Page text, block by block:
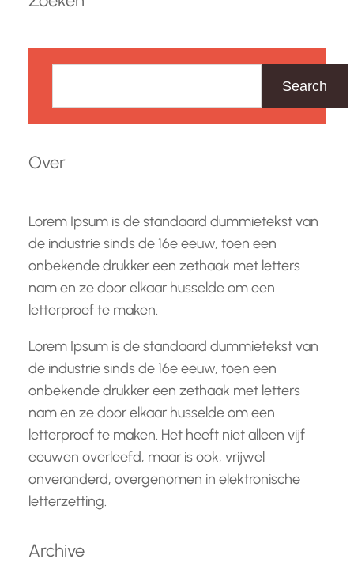
k
n
Search
Over
Lorem Ipsum is de standaard dummietekst van
de industrie sinds de 16e eeuw, toen een
onbekende drukker een zethaak met letters
nam en ze door elkaar husselde om een
letterproef te maken.
Lorem Ipsum is de standaard dummietekst van
de industrie sinds de 16e eeuw, toen een
onbekende drukker een zethaak met letters
nam en ze door elkaar husselde om een
letterproef te maken. Het heeft niet alleen vijf
eeuwen overleefd, maar is ook, vrijwel
onveranderd, overgenomen in elektronische
letterzetting.
Archive